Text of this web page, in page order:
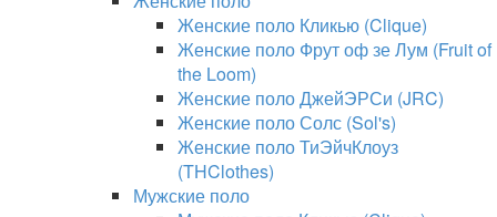
Женские поло Кликью (Clique)
Женские поло Фрут оф зе Лум (Fruit of
the Loom)
Женские поло ДжейЭРСи (JRC)
Женские поло Солс (Sol's)
Женские поло ТиЭйчКлоуз
(THClothes)
Мужские поло